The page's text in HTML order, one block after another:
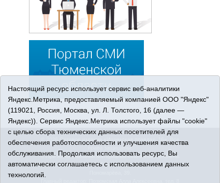
© 2026 Сетевое издание «Ишимская правда». 16+. Все
права защищены.
© При использовании материалов ссылка обязательна.
Адрес редакции: 627750 Тюменская область, г. Ишим, ул.
Настоящий ресурс использует сервис веб-аналитики
Яндекс.Метрика, предоставляемый компанией ООО "Яндекс"
(119021, Россия, Москва, ул. Л. Толстого, 16 (далее —
Яндекс)). Сервис Яндекс.Метрика использует файлы "cookie"
с целью сбора технических данных посетителей для
обеспечения работоспособности и улучшения качества
обслуживания. Продолжая использовать ресурс, Вы
автоматически соглашаетесь с использованием данных
технологий.